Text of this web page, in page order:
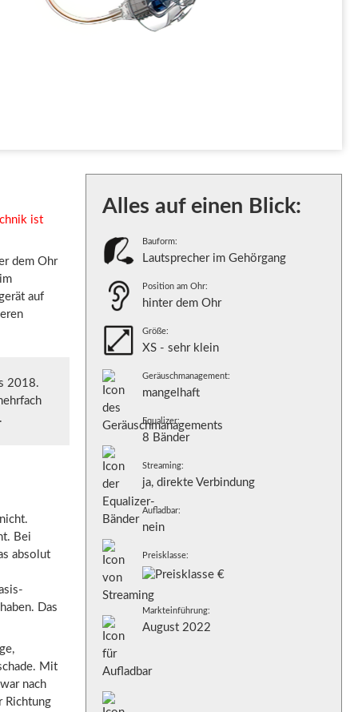
ist
dem Ohr
auf
2018.
Bei
absolut
Das
Mit
nach
Richtung
Alles auf einen Blick:
Bauform:
Lautsprecher im Gehörgang
Position am Ohr:
hinter dem Ohr
Größe:
XS - sehr klein
Geräuschmanagement:
mangelhaft
Equalizer:
8 Bänder
Streaming:
ja, direkte Verbindung
Aufladbar:
nein
Preisklasse:
Markteinführung:
August 2022